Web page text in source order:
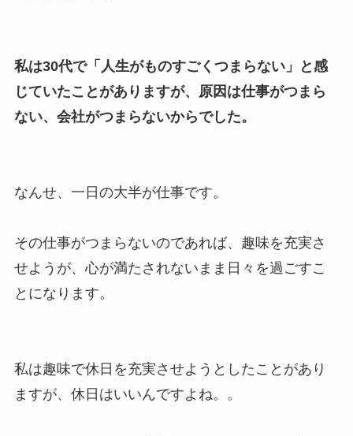
私は30代で「人生がものすごくつまらない」と感
じていたことがありますが、原因は仕事がつまら
ない、会社がつまらないからでした。
なんせ、一日の大半が仕事です。
その仕事がつまらないのであれば、趣味を充実さ
せようが、心が満たされないまま日々を過ごすこ
とになります。
私は趣味で休日を充実させようとしたことがあり
ますが、休日はいいんですよね。。